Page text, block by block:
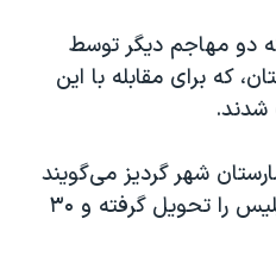
دو مهاجم دیگر توسط
که برای مقابله با این
شدند.
شهر گردیز می‌گویند
اجساد دست کم پنج مامور پلیس را تحویل گرفته و ۳۰